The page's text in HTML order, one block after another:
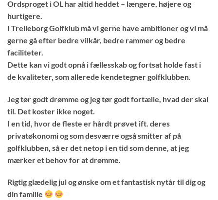
Ordsproget i OL har altid heddet – længere, højere og
hurtigere.
I Trelleborg Golfklub må vi gerne have ambitioner og vi må
gerne gå efter bedre vilkår, bedre rammer og bedre
faciliteter.
Dette kan vi godt opnå i fællesskab og fortsat holde fast i
de kvaliteter, som allerede kendetegner golfklubben.
Jeg tør godt drømme og jeg tør godt fortælle, hvad der skal
til. Det koster ikke noget.
I en tid, hvor de fleste er hårdt prøvet ift. deres
privatøkonomi og som desværre også smitter af på
golfklubben, så er det netop i en tid som denne, at jeg
mærker et behov for at drømme.
Rigtig glædelig jul og ønske om et fantastisk nytår til dig og
din familie